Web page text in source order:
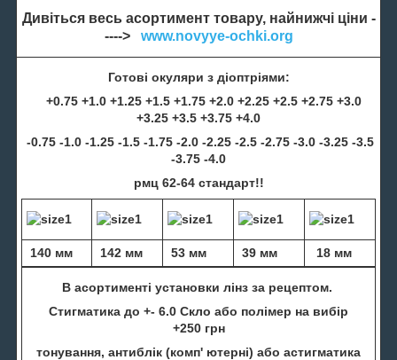
Дивіться весь асортимент товару, найнижчі ціни -
----> www.novyye-ochki.org
Готові окуляри з діоптріями:
+0.75 +1.0 +1.25 +1.5 +1.75 +2.0 +2.25 +2.5 +2.75 +3.0
+3.25 +3.5 +3.75 +4.0
-0.75 -1.0 -1.25 -1.5 -1.75 -2.0 -2.25 -2.5 -2.75 -3.0 -3.25 -3.5
-3.75 -4.0
рмц 62-64 стандарт!!
140 мм 142 мм 53 мм 39 мм 18 мм
В асортименті установки лінз за рецептом.
Стигматика до +- 6.0 Скло або полімер на вибір
+250 грн
тонування, антиблік (комп' ютерні) або астигматика